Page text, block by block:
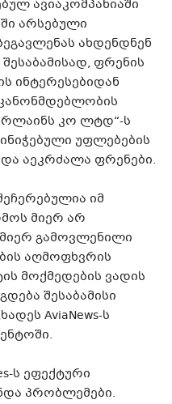
ავიაკომპანიაში
არსებული
ახდენდნენ
ფრენის
ინტერესებიდან
კო ლტდ“-ს
უფლებების
აეკრძალა ფრენები.
იმ
მიერ არ
გამოვლენილი
აღმოფხვრის
მოქმედების ვადის
შესაბამისი
AviaNews-ს
ს ეფექტური
პრობლემები.